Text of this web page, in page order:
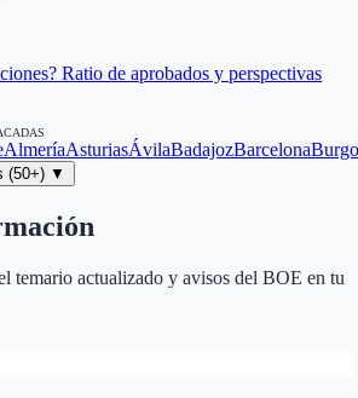
Ratio de aprobados y perspectivas
AlmeríaAsturiasÁvilaBadajozBarcelona
(50+) ▼
temario actualizado y avisos del BOE en tu